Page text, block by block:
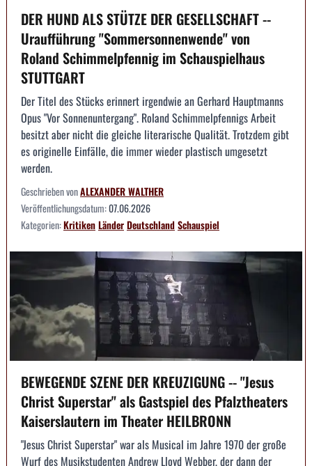
DER HUND ALS STÜTZE DER GESELLSCHAFT --
Uraufführung "Sommersonnenwende" von
Roland Schimmelpfennig im Schauspielhaus
STUTTGART
Der Titel des Stücks erinnert irgendwie an Gerhard Hauptmanns
Opus "Vor Sonnenuntergang". Roland Schimmelpfennigs Arbeit
besitzt aber nicht die gleiche literarische Qualität. Trotzdem gibt
es originelle Einfälle, die immer wieder plastisch umgesetzt
werden.
Geschrieben vonALEXANDER WALTHER
Veröffentlichungsdatum:07.06.2026
Kategorien:KritikenLänderDeutschlandSchauspiel
BEWEGENDE SZENE DER KREUZIGUNG -- "Jesus
Christ Superstar" als Gastspiel des Pfalztheaters
Kaiserslautern im Theater HEILBRONN
"Jesus Christ Superstar" war als Musical im Jahre 1970 der große
Wurf des Musikstudenten Andrew Lloyd Webber, der dann der